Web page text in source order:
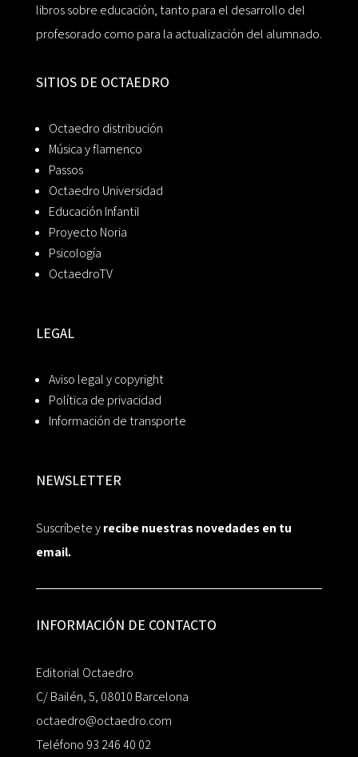
libros sobre educación, tanto para el desarrollo del
profesorado como para la actualización del alumnado.
SITIOS DE OCTAEDRO
Octaedro distribución
Música y flamenco
Passos
Octaedro Universidad
Educación Infantil
Proyecto Noria
Psicología
OctaedroTV
LEGAL
Aviso legal y copyright
Política de privacidad
Información de transporte
NEWSLETTER
Suscríbete yrecibe nuestras novedades en tu
email.
INFORMACIÓN DE CONTACTO
Editorial Octaedro
C/ Bailén, 5, 08010 Barcelona
octaedro@octaedro.com
Teléfono 93 246 40 02